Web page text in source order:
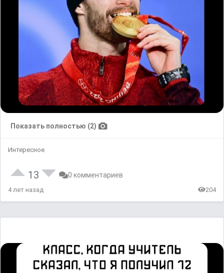
Показать полностью (2)
Интересное
13 0 комментариев
4 лет назад 204